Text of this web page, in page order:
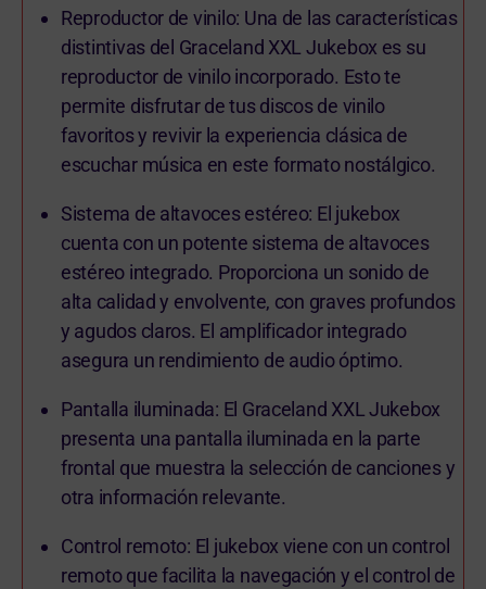
Reproductor de vinilo: Una de las características
distintivas del Graceland XXL Jukebox es su
reproductor de vinilo incorporado. Esto te
permite disfrutar de tus discos de vinilo
favoritos y revivir la experiencia clásica de
escuchar música en este formato nostálgico.
Sistema de altavoces estéreo: El jukebox
cuenta con un potente sistema de altavoces
estéreo integrado. Proporciona un sonido de
alta calidad y envolvente, con graves profundos
y agudos claros. El amplificador integrado
asegura un rendimiento de audio óptimo.
Pantalla iluminada: El Graceland XXL Jukebox
presenta una pantalla iluminada en la parte
frontal que muestra la selección de canciones y
otra información relevante.
Control remoto: El jukebox viene con un control
remoto que facilita la navegación y el control de